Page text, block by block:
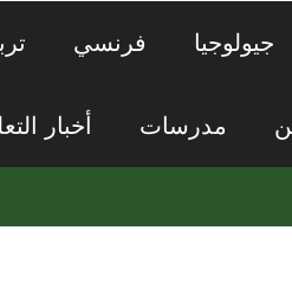
جيولوجيا فرنسي
مدرسات أخبار